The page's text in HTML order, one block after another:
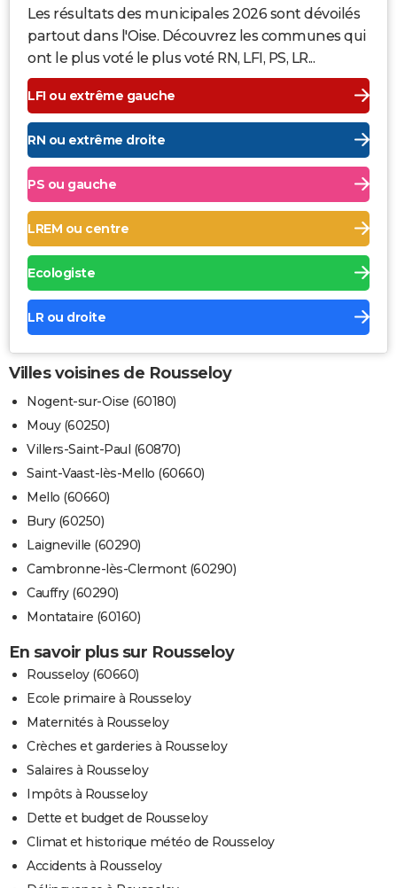
Les résultats des municipales 2026 sont dévoilés
partout dans l'Oise. Découvrez les communes qui
ont le plus voté le plus voté RN, LFI, PS, LR...
LFI ou extrême gauche
RN ou extrême droite
PS ou gauche
LREM ou centre
Ecologiste
LR ou droite
Villes voisines de Rousseloy
Nogent-sur-Oise (60180)
Mouy (60250)
Villers-Saint-Paul (60870)
Saint-Vaast-lès-Mello (60660)
Mello (60660)
Bury (60250)
Laigneville (60290)
Cambronne-lès-Clermont (60290)
Cauffry (60290)
Montataire (60160)
En savoir plus sur Rousseloy
Rousseloy (60660)
Ecole primaire à Rousseloy
Maternités à Rousseloy
Crèches et garderies à Rousseloy
Salaires à Rousseloy
Impôts à Rousseloy
Dette et budget de Rousseloy
Climat et historique météo de Rousseloy
Accidents à Rousseloy